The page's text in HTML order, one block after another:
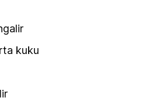
kuku